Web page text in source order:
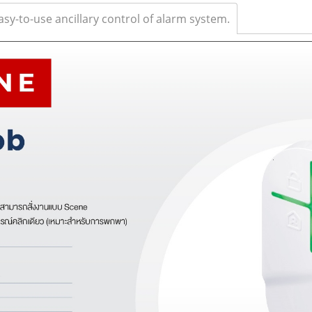
to-use ancillary control of alarm system.